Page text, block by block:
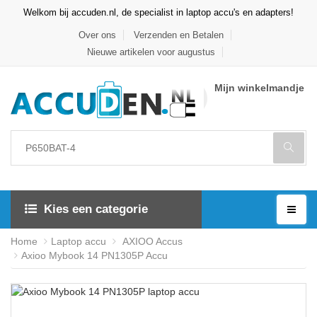
Welkom bij accuden.nl, de specialist in laptop accu's en adapters!
Over ons
Verzenden en Betalen
Nieuwe artikelen voor augustus
Mijn winkelmandje
Kies een categorie
Home Laptop accu
AXIOO Accus
Axioo Mybook 14 PN1305P Accu